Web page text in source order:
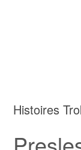
Histoires